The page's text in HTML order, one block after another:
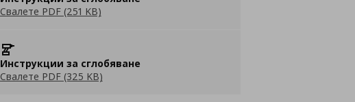
Свалете PDF (251 KB)
Инструкции за сглобяване
Свалете PDF (325 KB)